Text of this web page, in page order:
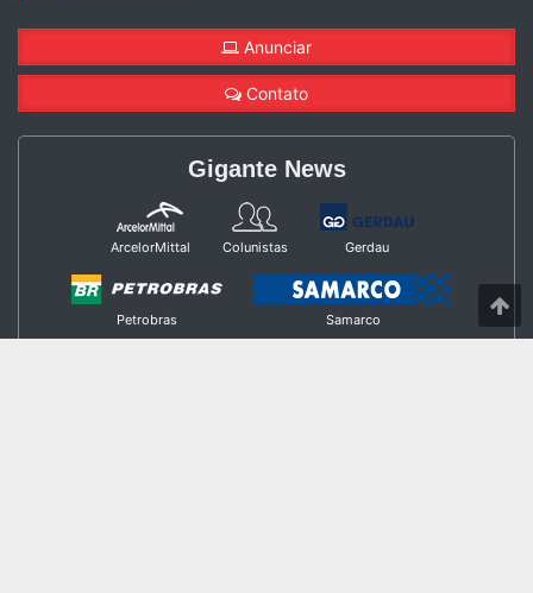
Anunciar
Contato
Gigante News
ArcelorMittal Colunistas Gerdau
Petrobras Samarco